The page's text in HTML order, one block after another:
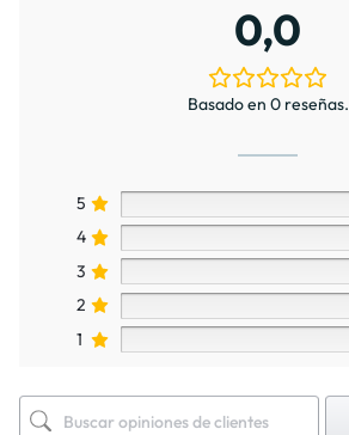
0,0
Basado en 0 reseñas.
5
4
3
2
1